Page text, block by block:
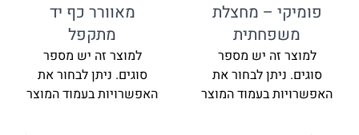
פומיקי – מחצלת
משפחתית
למוצר זה יש מספר
סוגים. ניתן לבחור את
האפשרויות בעמוד המוצר
מאוורר כף יד
מתקפל
למוצר זה יש מספר
סוגים. ניתן לבחור את
האפשרויות בעמוד המוצר